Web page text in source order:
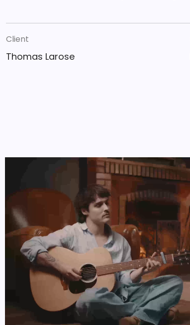
Client
Thomas Larose